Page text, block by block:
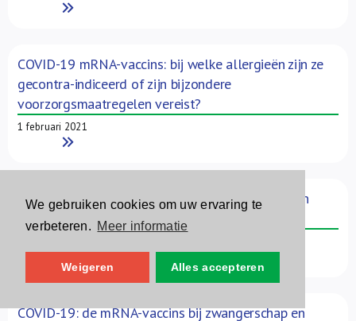
We gebruiken cookies om uw ervaring te
verbeteren. Meer informatie
Weigeren Alles accepteren
Read More
COVID-19 mRNA-vaccins: bij welke allergieën zijn ze
gecontra-indiceerd of zijn bijzondere
voorzorgsmaatregelen vereist?
1 februari 2021
Read More
COVID-19: “voorwaardelijke vergunning” voor een
derde vaccin (COVID-19 Vaccine Astra Zeneca®)
Read More
COVID-19: de mRNA-vaccins bij zwangerschap en